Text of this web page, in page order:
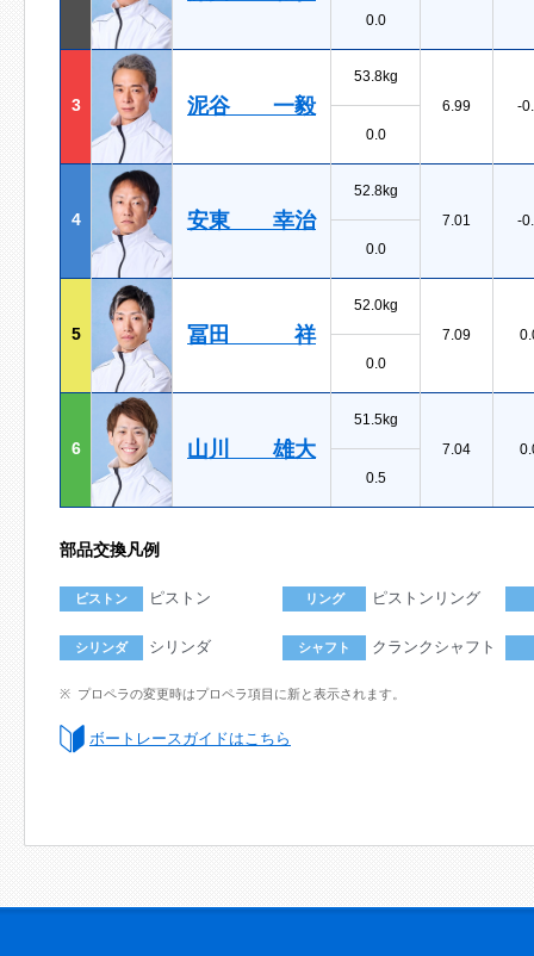
0.0
3 泥谷 一毅
53.8kg
6.99
-
0.0
4 安東 幸治
52.8kg
7.01
-
0.0
5 冨田 祥
52.0kg
7.09
0.0
6 山川 雄大
51.5kg
7.04
0.5
部品交換凡例
ピストン ピストン リング ピストンリング
シリンダ シリンダ シャフト クランクシャフト
プロペラの変更時はプロペラ項目に新と表示されます。
ボートレースガイドはこちら